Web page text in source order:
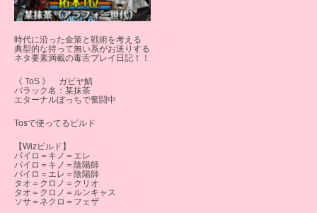
時代に沿った金策と戦術を考える
典型的な持って無い系がお送りする
ネタ要素満載の毒舌プレイ日記！！
《 ToS 》 ガビヤ鯖
バラック名：某抹茶
エターナルぼっちで奮闘中
Tosで使ってるビルド
【Wizビルド】
パイロ＝キノ＝エレ
パイロ＝キノ＝陰陽師
パイロ＝エレ＝陰陽師
タオ＝クロノ＝クリオ
タオ＝クロノ＝ルンキャス
ソサ＝ネクロ＝フェザ